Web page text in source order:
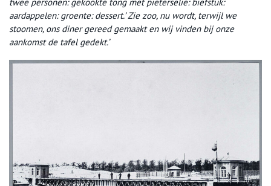
aardappelen: groente: dessert.’ Zie zoo, nu wordt, terwijl we
stoomen, ons diner gereed gemaakt en wij vinden bij onze
aankomst de tafel gedekt.’